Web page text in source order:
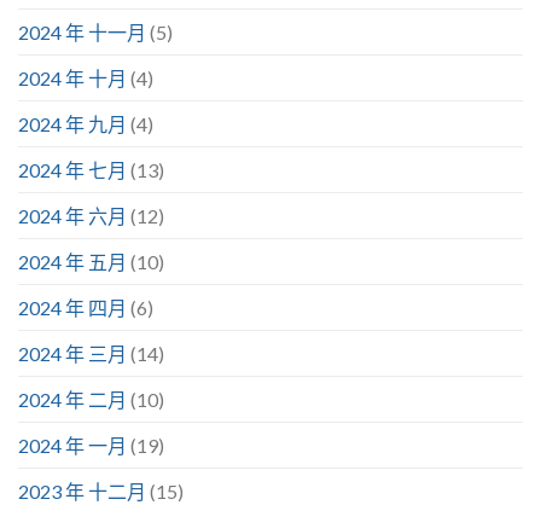
2024 年 十一月 (5)
2024 年 十月 (4)
2024 年 九月 (4)
2024 年 七月 (13)
2024 年 六月 (12)
2024 年 五月 (10)
2024 年 四月 (6)
2024 年 三月 (14)
2024 年 二月 (10)
2024 年 一月 (19)
2023 年 十二月 (15)